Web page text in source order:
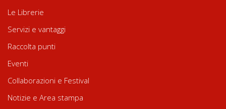
Le Librerie
Servizi e vantaggi
Raccolta punti
Eventi
Collaborazioni e Festival
Notizie e Area stampa